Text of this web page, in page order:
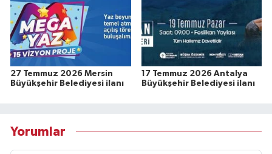
27 Temmuz 2026 Mersin
Büyükşehir Belediyesi ilanı
17 Temmuz 2026 Antalya
Büyükşehir Belediyesi ilanı
Yorumlar